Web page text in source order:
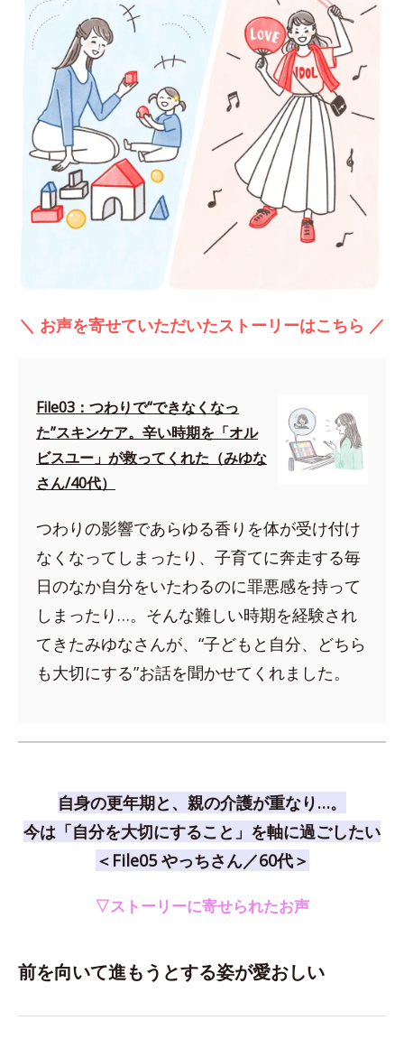
＼ お声を寄せていただいたストーリーはこちら ／
File03：つわりで“できなくなっ
た”スキンケア。辛い時期を「オル
ビスユー」が救ってくれた（みゆな
さん/40代）
つわりの影響であらゆる香りを体が受け付け
なくなってしまったり、子育てに奔走する毎
日のなか自分をいたわるのに罪悪感を持って
しまったり…。そんな難しい時期を経験され
てきたみゆなさんが、“子どもと自分、どちら
も大切にする”お話を聞かせてくれました。
自身の更年期と、親の介護が重なり…。
今は「自分を大切にすること」を軸に過ごしたい
＜File05 やっちさん／60代＞
▽ストーリーに寄せられたお声
前を向いて進もうとする姿が愛おしい